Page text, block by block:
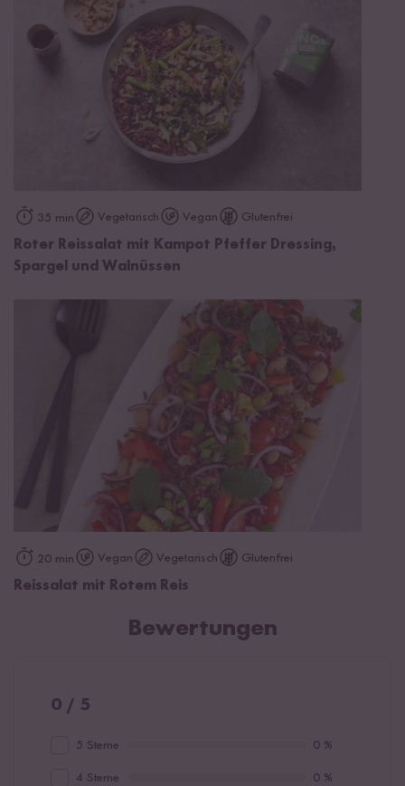
35 min Vegetarisch Vegan Glutenfrei
Roter Reissalat mit Kampot Pfeffer Dressing,
Spargel und Walnüssen
20 min Vegan Vegetarisch Glutenfrei
Reissalat mit Rotem Reis
Bewertungen
0 / 5
5 Sterne 0 %
4 Sterne 0 %